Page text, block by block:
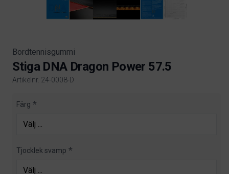
Bordtennisgummi
Stiga DNA Dragon Power 57.5
Artikelnr. 24-0008-D
Product information
Färg
Tjocklek svamp